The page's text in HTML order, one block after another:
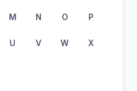
M N O P
U V W X